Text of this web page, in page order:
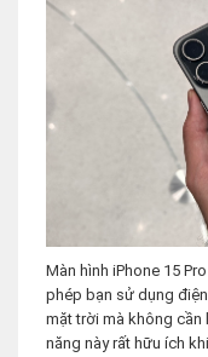
Màn hình iPhone 15
phép bạn sử dụng
mặt trời mà không cần
năng này rất hữu ích